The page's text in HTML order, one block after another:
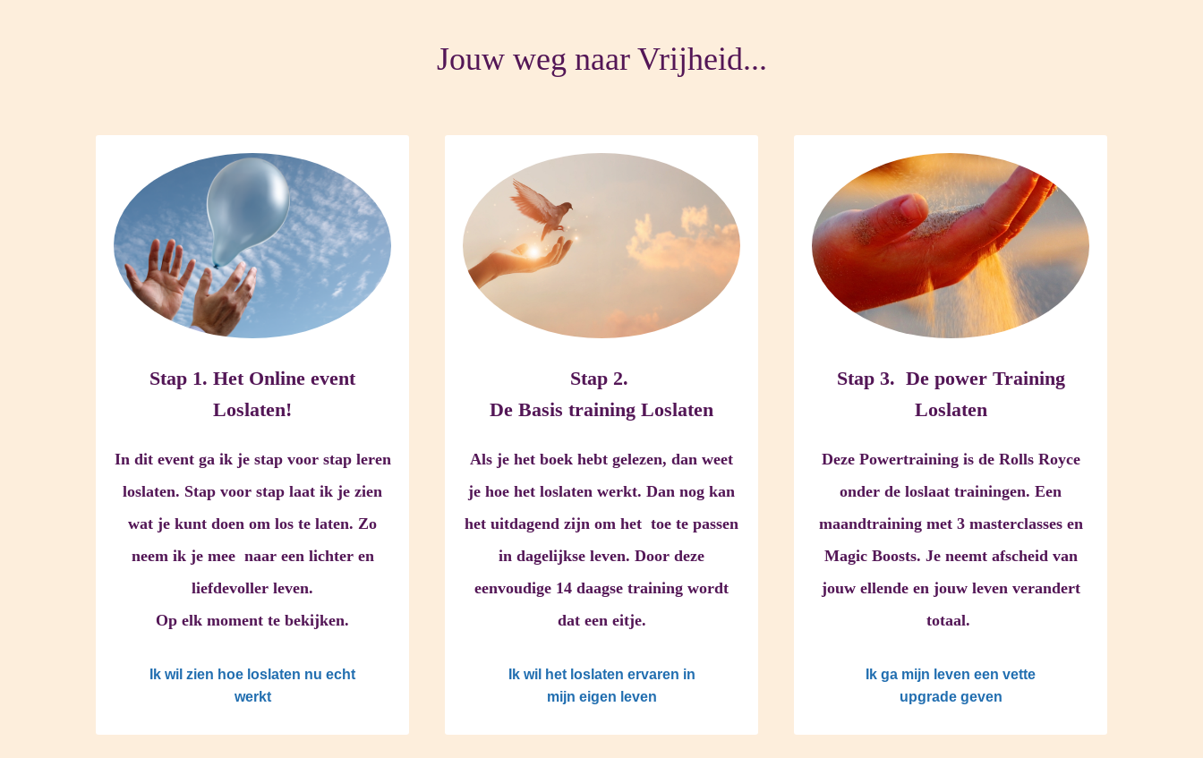
Jouw weg naar Vrijheid...
Stap 1. Het Online event
Loslaten!
In dit event ga ik je stap voor stap leren
loslaten. Stap voor stap laat ik je zien
wat je kunt doen om los te laten. Zo
neem ik je mee naar een lichter en
liefdevoller leven.
Op elk moment te bekijken.
Ik wil zien hoe loslaten nu echt
werkt
Stap 2.
De Basis training Loslaten
Als je het boek hebt gelezen, dan weet
je hoe het loslaten werkt. Dan nog kan
het uitdagend zijn om het toe te passen
in dagelijkse leven. Door deze
eenvoudige 14 daagse training wordt
dat een eitje.
Ik wil het loslaten ervaren in
mijn eigen leven
Stap 3. De power Training
Loslaten
Deze Powertraining is de Rolls Royce
onder de loslaat trainingen. Een
maandtraining met 3 masterclasses en
Magic Boosts. Je neemt afscheid van
jouw ellende en jouw leven verandert
totaal.
Ik ga mijn leven een vette
upgrade geven